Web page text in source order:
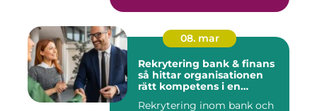
08. mar
Rekrytering bank & finans
så hittar organisationen
rätt kompetens i en
Rekrytering inom bank och